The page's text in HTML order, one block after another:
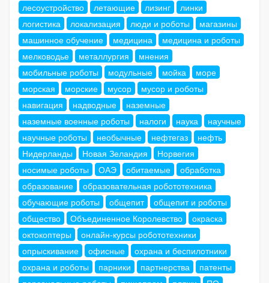
лесоустройство
летающие лизинг
линки
логистика
локализация люди и роботы
магазины
машинное обучение
медицина
медицина и роботы
мелководье
металлургия
мнения
мобильные роботы
модульные мойка
море
морская
морские мусор
мусор и роботы
навигация
надводные
наземные
наземные военные роботы
налоги наука
научные
научные роботы
необычные нефтегаз
нефть
Нидерланды
Новая Зеландия
Норвегия
носимые роботы
ОАЭ обитаемые
обработка
образование
образовательная робототехника
обучающие роботы
общепит
общепит и роботы
общество
Объединенное Королевство
окраска
октокоптеры
онлайн-курсы робототехники
опрыскивание
офисные
охрана и беспилотники
охрана и роботы
парники партнерства
патенты